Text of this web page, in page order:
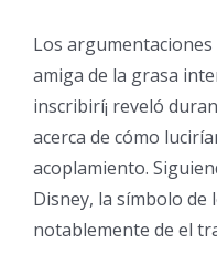
Los
amiga de la grasa
inscribirí¡ reveló
acerca de cómo
acoplamiento.
Disney, la símbolo de
notablemente de el